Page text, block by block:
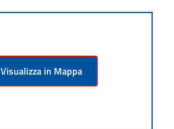
Visualizza in Mappa